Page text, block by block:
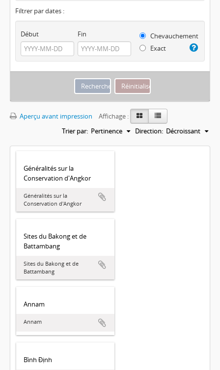
Filtrer par dates :
Début Fin
Chevauchement
Exact
Aperçu avant impression
Affichage :
Trier par: Pertinence Direction: Décroissant
Généralités sur la
Conservation d'Angkor
Généralités sur la
Conservation d'Angkor
Sites du Bakong et de
Battambang
Sites du Bakong et de
Battambang
Annam
Annam
Bình Định